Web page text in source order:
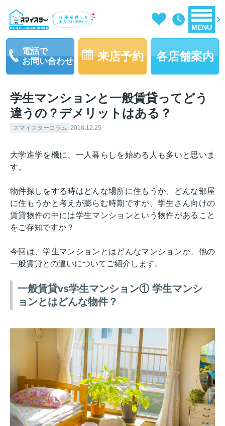
MENU
電話で
お問い合わせ
来店予約 各店舗案内
学生マンションと一般賃貸ってどう
違うの？デメリットはある？
スマイスターコラム 2018.12.25
大学進学を機に、一人暮らしを始める人も多いと思いま
す。
物件探しをする時はどんな場所に住もうか、どんな部屋
に住もうかと考えが膨らむ時期ですが、学生さん向けの
賃貸物件の中には学生マンションという物件があること
をご存知ですか？
今回は、学生マンションとはどんなマンションか、他の
一般賃貸との違いについてご紹介します。
一般賃貸vs学生マンション① 学生マンシ
ョンとはどんな物件？